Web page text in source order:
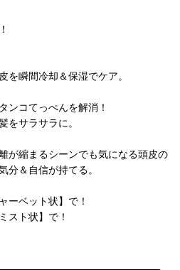
を瞬間冷却 ＆保湿でケア。
ンコてっぺんを解消！
をサラサラに。
が縮まるシーンでも気になる頭皮の
分＆自信が持てる。
ーベット状】で！
スト状】で！